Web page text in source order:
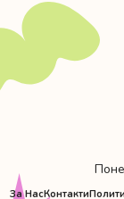
За НасКонтакти